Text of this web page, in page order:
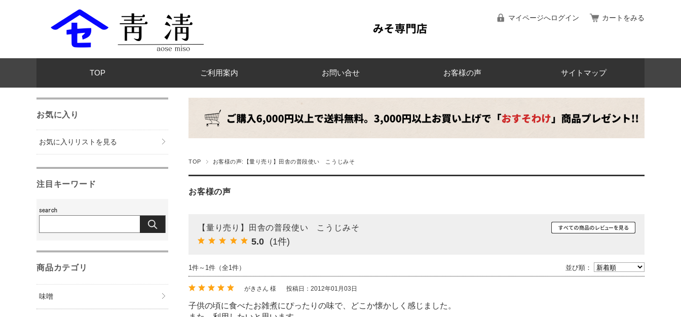
マイページへログイン カートをみる
TOP ご利用案内 お問い合せ お客様の声 サイトマップ
TOP お客様の声:【量り売り】田舎の普段使い こうじみそ
お客様の声
【量り売り】田舎の普段使い こうじみそ
5.0 (1件)
1件～1件（全1件） 並び順：
がきさん 様 投稿日：2012年01月03日
子供の頃に食べたお雑煮にぴったりの味で、どこか懐かしく感じました。
お気に入り
お気に入りリストを見る
注目キーワード
商品カテゴリ
味噌